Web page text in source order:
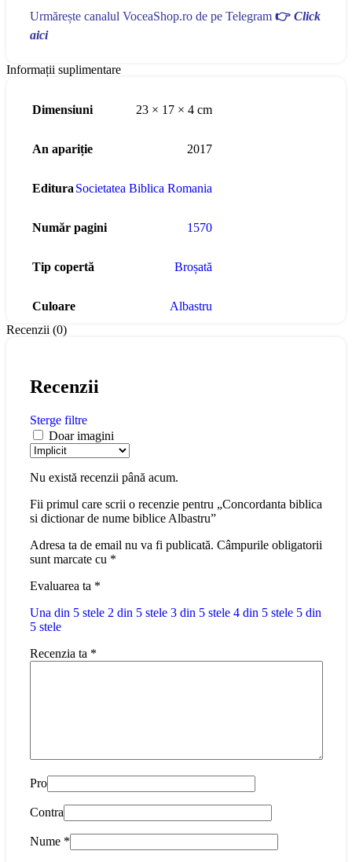
Urmărește canalul VoceaShop.ro de pe Telegram 👉 Click
aici
Informații suplimentare
Dimensiuni 23 × 17 × 4 cm
An apariție 2017
Editura Societatea Biblica Romania
Număr pagini 1570
Tip copertă Broșată
Culoare
Albastru
Recenzii (0)
Recenzii
Sterge filtre
Doar imagini
Nu există recenzii până acum.
Fii primul care scrii o recenzie pentru „Concordanta biblica
si dictionar de nume biblice Albastru”
Adresa ta de email nu va fi publicată. Câmpurile obligatorii
sunt marcate cu *
Evaluarea ta *
Una din 5 stele 2 din 5 stele 3 din 5 stele 4 din 5 stele 5 din
5 stele
Recenzia ta *
Pro
Contra
Nume *